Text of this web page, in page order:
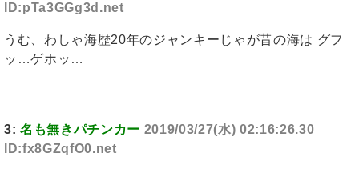
ID:pTa3GGg3d.net
うむ、わしゃ海歴20年のジャンキーじゃが昔の海は グフ
ッ…ゲホッ…
3: 名も無きパチンカー 2019/03/27(水) 02:16:26.30
ID:fx8GZqfO0.net